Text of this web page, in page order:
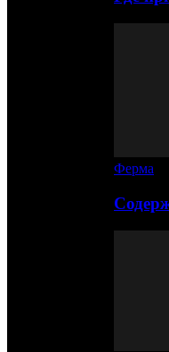
Ферма